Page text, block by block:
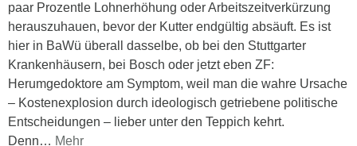
paar Prozentle Lohnerhöhung oder Arbeitszeitverkürzung
herauszuhauen, bevor der Kutter endgültig absäuft. Es ist
hier in BaWü überall dasselbe, ob bei den Stuttgarter
Krankenhäusern, bei Bosch oder jetzt eben ZF:
Herumgedoktore am Symptom, weil man die wahre Ursache
– Kostenexplosion durch ideologisch getriebene politische
Entscheidungen – lieber unter den Teppich kehrt.
Denn… Mehr